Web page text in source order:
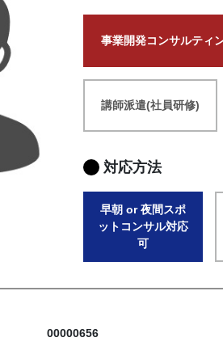
事業開発コンサルティ
講師派遣(社員研修)
対応方法
早朝 or 夜間スポ
ットコンサル対応
可
00000656